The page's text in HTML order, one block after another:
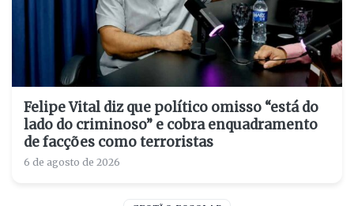
Felipe Vital diz que político omisso “está do
lado do criminoso” e cobra enquadramento
de facções como terroristas
6 de agosto de 2026